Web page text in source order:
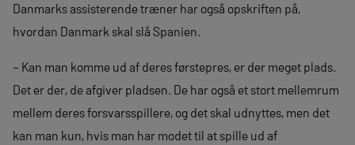
Danmarks assisterende træner har også opskriften på,
hvordan Danmark skal slå Spanien.
– Kan man komme ud af deres førstepres, er der meget plads.
Det er der, de afgiver pladsen. De har også et stort mellemrum
mellem deres forsvarsspillere, og det skal udnyttes, men det
kan man kun, hvis man har modet til at spille ud af